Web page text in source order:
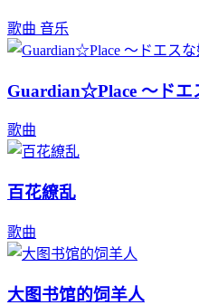
歌曲 音乐
Guardian☆Place ～ドエ
歌曲
百花繚乱
歌曲
大图书馆的饲羊人